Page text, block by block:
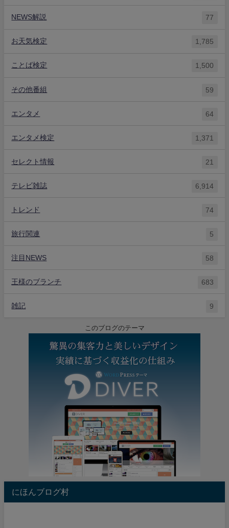
NEWS解説 77
お天気検定 1,785
ことば検定 1,500
その他番組 59
エンタメ 64
エンタメ検定 1,371
セレクト情報 21
テレビ雑誌 6,914
トレンド 74
旅行関連 5
注目NEWS 58
王様のブランチ 683
雑記 9
このブログのテーマ
にほんブログ村